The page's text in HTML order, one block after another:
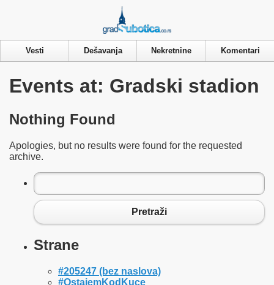
Vesti Dešavanja Nekretnine Komentari
Events at: Gradski stadion
Nothing Found
Apologies, but no results were found for the requested
archive.
Pretraga
za:
Pretraži
Strane
#205247 (bez naslova)
#OstajemKodKuce
Privacy & Cookies Policy